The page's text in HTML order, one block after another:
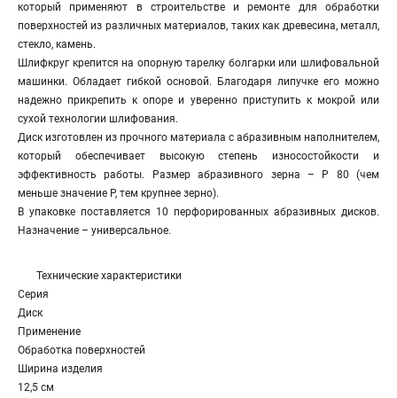
который применяют в строительстве и ремонте для обработки
поверхностей из различных материалов, таких как древесина, металл,
стекло, камень.
Шлифкруг крепится на опорную тарелку болгарки или шлифовальной
машинки. Обладает гибкой основой. Благодаря липучке его можно
надежно прикрепить к опоре и уверенно приступить к мокрой или
сухой технологии шлифования.
Диск изготовлен из прочного материала с абразивным наполнителем,
который обеспечивает высокую степень износостойкости и
эффективность работы. Размер абразивного зерна – Р 80 (чем
меньше значение Р, тем крупнее зерно).
В упаковке поставляется 10 перфорированных абразивных дисков.
Назначение – универсальное.
Технические характеристики
Серия
Диск
Применение
Обработка поверхностей
Ширина изделия
12,5 см